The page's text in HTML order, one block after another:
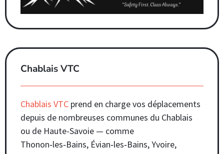
Chablais VTC
Chablais VTC prend en charge vos déplacements
depuis de nombreuses communes du Chablais
ou de Haute-Savoie — comme
Thonon‑les‑Bains, Évian‑les‑Bains, Yvoire,